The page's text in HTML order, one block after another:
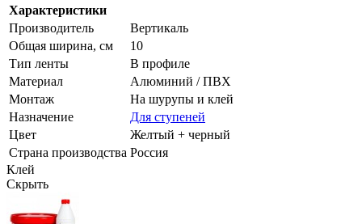
Характеристики
Производитель
Вертикаль
Общая ширина, см
10
Тип ленты
В профиле
Материал
Алюминий / ПВХ
Монтаж
На шурупы и клей
Назначение
Для ступеней
Цвет
Желтый + черный
Страна производства Россия
Клей
Скрыть